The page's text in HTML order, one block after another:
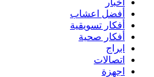
أفضل اعشاب
أفكار تسويقية
أفكار صحية
ابراج
اتصالات
اجهزة